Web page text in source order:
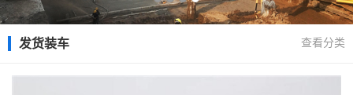
发货装车 查看分类